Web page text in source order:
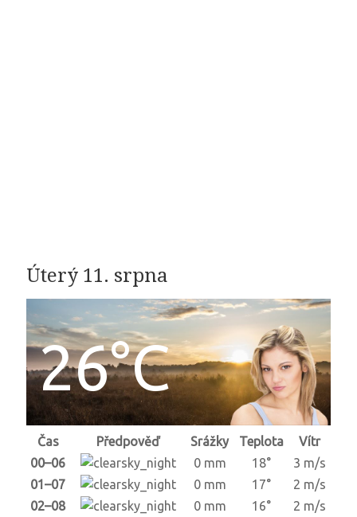
Úterý 11. srpna
26°C
Čas Předpověď Srážky Teplota
Vítr
00–06
0 mm 18°
3 m/s
01–07
0 mm 17°
2 m/s
02–08
0 mm 16° 2 m/s